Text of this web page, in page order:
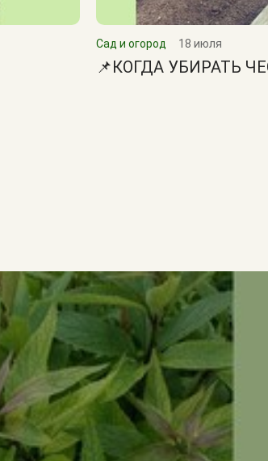
Сад и огород 18 июля
📌КОГДА УБИРАТЬ